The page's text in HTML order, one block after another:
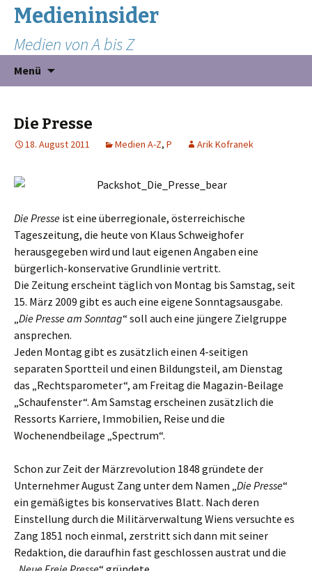
Medieninsider
Medien von A bis Z
Menü
Die Presse
18. August 2011 Medien A-Z, P Arik Kofranek
Die Presse ist eine überregionale, österreichische
Tageszeitung, die heute von Klaus Schweighofer
herausgegeben wird und laut eigenen Angaben eine
bürgerlich-konservative Grundlinie vertritt.
Die Zeitung erscheint täglich von Montag bis Samstag, seit
15. März 2009 gibt es auch eine eigene Sonntagsausgabe.
„Die Presse am Sonntag“ soll auch eine jüngere Zielgruppe
ansprechen.
Jeden Montag gibt es zusätzlich einen 4-seitigen
separaten Sportteil und einen Bildungsteil, am Dienstag
das „Rechtsparometer“, am Freitag die Magazin-Beilage
„Schaufenster“. Am Samstag erscheinen zusätzlich die
Ressorts Karriere, Immobilien, Reise und die
Wochenendbeilage „Spectrum“.
Schon zur Zeit der Märzrevolution 1848 gründete der
Unternehmer August Zang unter dem Namen „Die Presse“
ein gemäßigtes bis konservatives Blatt. Nach deren
Einstellung durch die Militärverwaltung Wiens versuchte es
Zang 1851 noch einmal, zerstritt sich dann mit seiner
Redaktion, die daraufhin fast geschlossen austrat und die